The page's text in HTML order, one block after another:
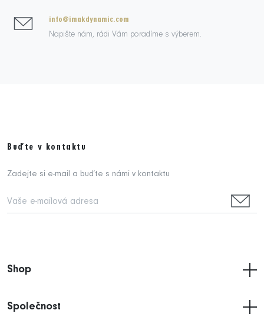
info@imakdynamic.com
Napište nám, rádi Vám poradíme s výberem.
Buďte v kontaktu
Zadejte si e-mail a buďte s námi v kontaktu
Shop
Společnost